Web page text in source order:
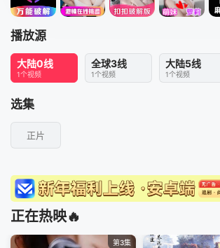
播放源
大陆0线
1个视频
全球3线
1个视频
大陆5线
1个视频
选集
正片
正在热映🔥
第3集